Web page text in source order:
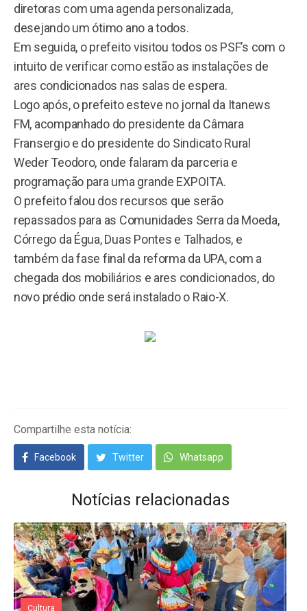
diretoras com uma agenda personalizada,
desejando um ótimo ano a todos.
Em seguida, o prefeito visitou todos os PSF’s com o
intuito de verificar como estão as instalações de
ares condicionados nas salas de espera.
Logo após, o prefeito esteve no jornal da Itanews
FM, acompanhado do presidente da Câmara
Fransergio e do presidente do Sindicato Rural
Weder Teodoro, onde falaram da parceria e
programação para uma grande EXPOITA.
O prefeito falou dos recursos que serão
repassados para as Comunidades Serra da Moeda,
Córrego da Égua, Duas Pontes e Talhados, e
também da fase final da reforma da UPA, com a
chegada dos mobiliários e ares condicionados, do
novo prédio onde será instalado o Raio-X.
Compartilhe esta notícia:
Facebook Twitter Whatsapp
Notícias relacionadas
Cultura